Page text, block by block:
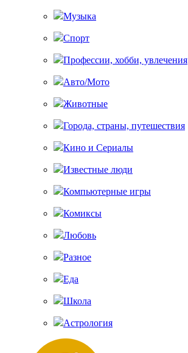
Музыка
Спорт
Профессии, хобби, увлечения
Авто/Мото
Животные
Города, страны, путешествия
Кино и Сериалы
Известные люди
Компьютерные игры
Комиксы
Любовь
Разное
Еда
Школа
Астрология